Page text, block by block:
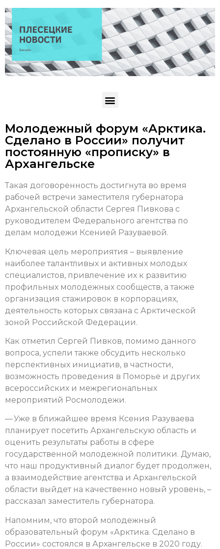
Молодежный форум «Арктика.
Сделано в России» получит
постоянную «прописку» в
Архангельске
Такая договоренность достигнута во время
рабочей встречи заместителя губернатора
Архангельской области Сергея Пивкова с
руководителем Федерального агентства по
делам молодежи Ксенией Разуваевой.
Ключевая цель мероприятия – выявление
наиболее талантливых и активных молодых
специалистов, привлечение их к развитию
профильных молодежных сообществ, а также
организация стажировок в корпорациях,
деятельность которых связана с Арктической
зоной Российской Федерации.
Как отметил Сергей Пивков, помимо данного
вопроса, успели также обсудить несколько
перспективных инициатив, в частности,
возможность проведения в Поморье и других
всероссийских и межрегиональных
мероприятий Росмолодежи.
— Уже в ближайшее время Ксения Разуваева
планирует посетить Архангельскую область и
оценить результаты работы в сфере
государственной молодежной политики. Думаю,
что наш продуктивный диалог будет продолжен,
а взаимодействие агентства и Архангельской
области выйдет на качественно новый уровень, –
рассказал заместитель губернатора.
Напомним, что второй молодежный
образовательный форум «Арктика. Сделано в
России» состоялся в Архангельске в 2020 году.